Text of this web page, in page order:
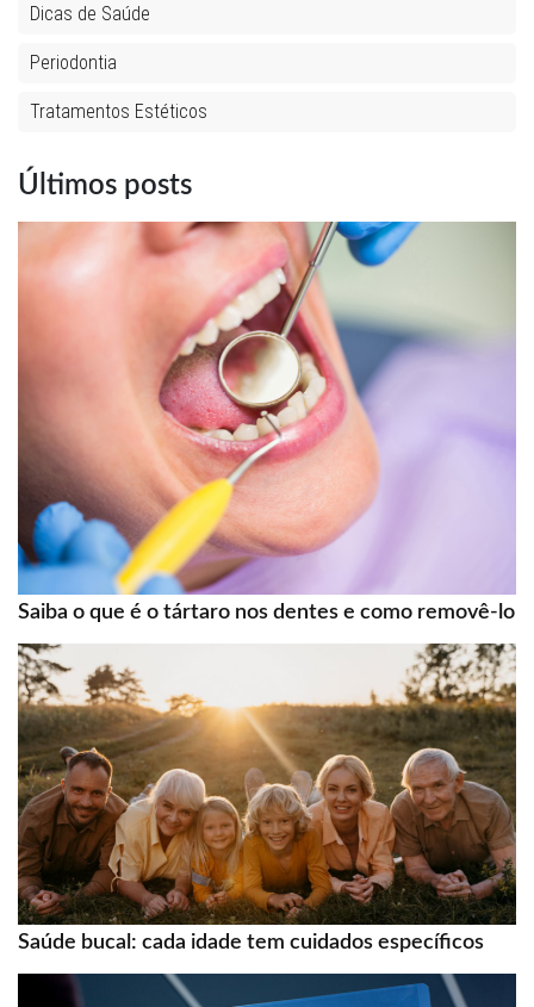
Dicas de Saúde
Periodontia
Tratamentos Estéticos
Últimos posts
Saiba o que é o tártaro nos dentes e como removê-lo
Saúde bucal: cada idade tem cuidados específicos